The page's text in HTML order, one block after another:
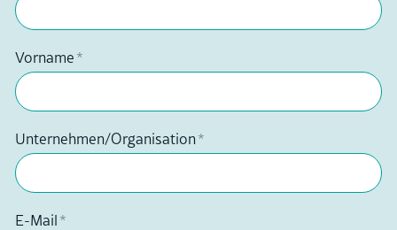
Über uns
Vorname *
Unternehmen/Organisation*
E-Mail *